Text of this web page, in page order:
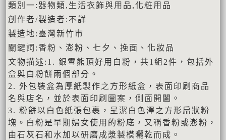
類別一:器物類,生活衣飾與用品,化粧用品
創作者/製造者:不詳
製造地:臺灣新竹市
關鍵詞:香粉、澎粉、七夕、挽面、化妝品
文物描述:1. 銀雪熊頂好用白粉，共1組2件，包括外
盒與白粉餅兩個部分。
2. 外包裝盒為厚紙製作之方形紙盒，表面印刷商品
名與店名，並於表面印刷圖案，側面開闔。
3. 粉餅以白色紙張包裹，呈潔白色澤之方形扁狀粉
塊。白粉是早期婦女使用的粉底，又稱香粉或澎粉，
由石灰石和水加以研磨成漿製模曬乾而成。